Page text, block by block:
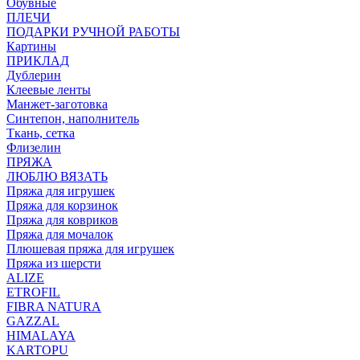
Обувные
ПЛЕЧИ
ПОДАРКИ РУЧНОЙ РАБОТЫ
Картины
ПРИКЛАД
Дублерин
Клеевые ленты
Манжет-заготовка
Синтепон, наполнитель
Ткань, сетка
Флизелин
ПРЯЖА
ЛЮБЛЮ ВЯЗАТЬ
Пряжа для игрушек
Пряжа для корзинок
Пряжа для ковриков
Пряжа для мочалок
Плюшевая пряжа для игрушек
Пряжа из шерсти
ALIZE
ETROFIL
FIBRA NATURA
GAZZAL
HIMALAYA
KARTOPU